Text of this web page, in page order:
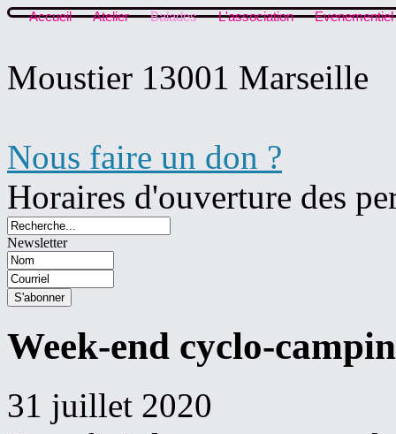
Accueil Atelier Balades L'association Evenementiel
Moustier 13001 Marseille
Nous faire un don ?
Horaires d'ouverture des
Newsletter
Week-end cyclo-
31 juillet 2020